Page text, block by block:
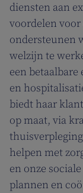
diensten aan
voordelen
ondersteunen
welzijn te
een
en
biedt haar
op maat, via
helpen met
en onze
plannen en